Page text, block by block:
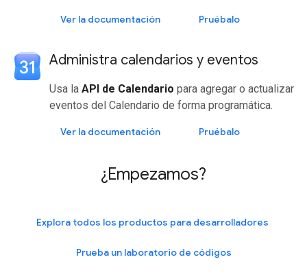
Ver la documentación Pruébalo
Administra calendarios y eventos
Usa la API de Calendario para agregar o actualizar
eventos del Calendario de forma programática.
Ver la documentación Pruébalo
¿Empezamos?
Explora todos los productos para desarrolladores
Prueba un laboratorio de códigos